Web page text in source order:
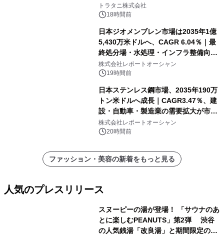
トラタニ株式会社
18時間前
日本ジオメンブレン市場は2035年1億
5,430万米ドルへ、CAGR 6.04％｜最
終処分場・水処理・インフラ整備向け
需要拡大
株式会社レポートオーシャン
19時間前
日本ステンレス鋼市場、2035年190万
トン米ドルへ成長｜CAGR3.47％、建
設・自動車・製造業の需要拡大が市場
を牽引
株式会社レポートオーシャン
20時間前
ファッション・美容の新着をもっと見る
人気のプレスリリース
スヌーピーの湯が登場！ 「サウナのあ
とに楽しむPEANUTS」第2弾 渋谷
の人気銭湯「改良湯」と期間限定のコ